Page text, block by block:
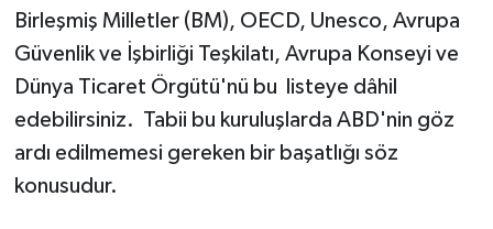
Birleşmiş Milletler (BM), OECD, Unesco, Avrupa
Güvenlik ve İşbirliği Teşkilatı, Avrupa Konseyi ve
Dünya Ticaret Örgütü'nü bu listeye dâhil
edebilirsiniz. Tabii bu kuruluşlarda ABD'nin göz
ardı edilmemesi gereken bir başatlığı söz
konusudur.